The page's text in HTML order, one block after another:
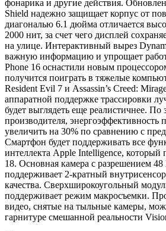
фонарика и другие действия.
Shield надежно защищает корпус от
диагональю 6.1 дюйма отличается
2000 нит, за счет чего дисплей
на улице. Интерактивный вырез
важную информацию и упрощает
Phone 16 оснастили новым
получится поиграть в тяжелые
Resident Evil 7 и Assassin’s Creed:
аппаратной поддержке трассировки
будет выглядеть еще реалистичнее. По
производителя, энергоэффективность
увеличить на 30% по сравнению с
Смартфон будет поддерживать все
интеллекта Apple Intelligence, который
18. Основная камера с разрешением
поддерживает 2-кратный
качества. Сверхширокоугольный
поддерживает режим макросъемки.
видео, снятые на тыльные камеры,
гарнитуре смешанной реальности